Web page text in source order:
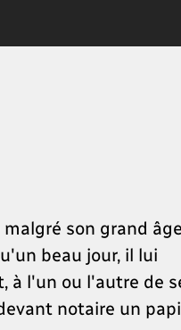
son grand
beau jour, il lui
à l'un ou l'autre de
notaire un